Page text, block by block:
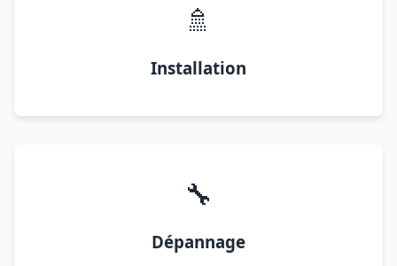
🚿
Installation
🔧
Dépannage